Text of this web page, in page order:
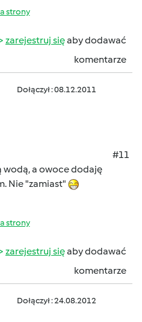
strony
zarejestruj sięaby dodawać
komentarze
Dołączył : 08.12.2011
#11
wodą, a owoce dodaję
Nie "zamiast"
strony
zarejestruj sięaby dodawać
komentarze
Dołączył : 24.08.2012